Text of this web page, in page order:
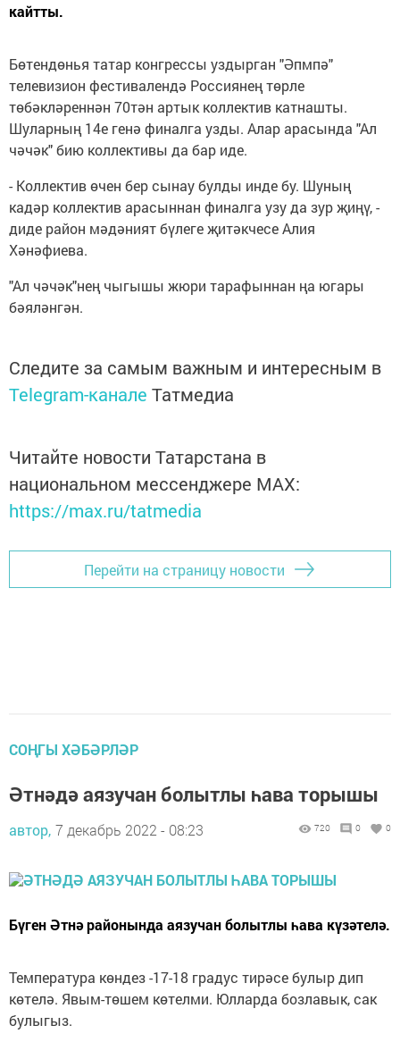
кайтты.
Бөтендөнья татар конгрессы уздырган "Әпмпә"
телевизион фестивалендә Россиянең төрле
төбәкләреннән 70тән артык коллектив катнашты.
Шуларның 14е генә финалга узды. Алар арасында "Ал
чәчәк" бию коллективы да бар иде.
- Коллектив өчен бер сынау булды инде бу. Шуның
кадәр коллектив арасыннан финалга узу да зур җиңү, -
диде район мәдәният бүлеге җитәкчесе Алия
Хәнәфиева.
"Ал чәчәк"нең чыгышы жюри тарафыннан ңа югары
бәяләнгән.
Следите за самым важным и интересным в
Telegram-канале Татмедиа
Читайте новости Татарстана в
национальном мессенджере MАХ:
https://max.ru/tatmedia
Перейти на страницу новости
СОҢГЫ ХӘБӘРЛӘР
Әтнәдә аязучан болытлы һава торышы
автор, 7 декабрь 2022 - 08:23 720 0 0
Бүген Әтнә районында аязучан болытлы һава күзәтелә.
Температура көндез -17-18 градус тирәсе булыр дип
көтелә. Явым-төшем көтелми. Юлларда бозлавык, сак
булыгыз.